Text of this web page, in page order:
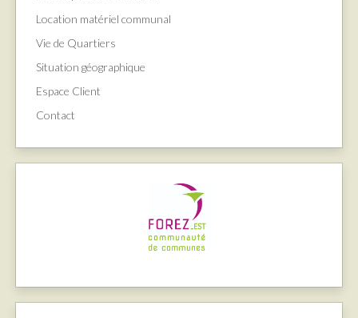
Location matériel communal
Vie de Quartiers
Situation géographique
Espace Client
Contact